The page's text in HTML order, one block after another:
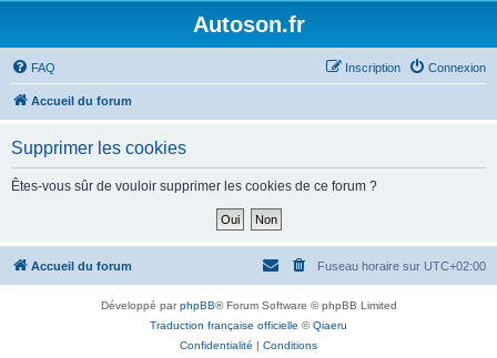
Autoson.fr
FAQ Connexion
Inscription
Accueil du forum
Supprimer les cookies
Êtes-vous sûr de vouloir supprimer les cookies de ce forum ?
Accueil du forum Fuseau horaire sur UTC+02:00
Développé parphpBB® Forum Software © phpBB Limited
Traduction française officielle ©Qiaeru
Confidentialité | Conditions